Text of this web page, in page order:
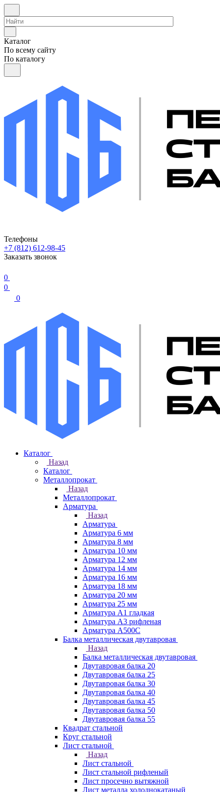
Каталог
По всему сайту
По каталогу
Телефоны
+7 (812) 612-98-45
Заказать звонок
0
0
0
Каталог
Назад
Каталог
Металлопрокат
Назад
Металлопрокат
Арматура
Назад
Арматура
Арматура 6 мм
Арматура 8 мм
Арматура 10 мм
Арматура 12 мм
Арматура 14 мм
Арматура 16 мм
Арматура 18 мм
Арматура 20 мм
Арматура 25 мм
Арматура А1 гладкая
Арматура А3 рифленая
Арматура А500С
Балка металлическая двутавровая
Назад
Балка металлическая двутавровая
Двутавровая балка 20
Двутавровая балка 25
Двутавровая балка 30
Двутавровая балка 40
Двутавровая балка 45
Двутавровая балка 50
Двутавровая балка 55
Квадрат стальной
Круг стальной
Лист стальной
Назад
Лист стальной
Лист стальной рифленый
Лист просечно вытяжной
Лист металла холоднокатаный